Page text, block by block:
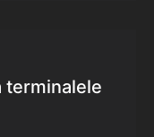
terminalele